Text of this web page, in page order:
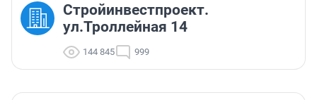
Стройинвестпроект.
ул.Троллейная 14
144 845 999